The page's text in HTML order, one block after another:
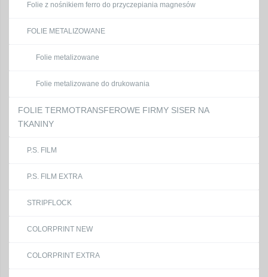
Folie z nośnikiem ferro do przyczepiania magnesów
FOLIE METALIZOWANE
Folie metalizowane
Folie metalizowane do drukowania
FOLIE TERMOTRANSFEROWE FIRMY SISER NA
TKANINY
P.S. FILM
P.S. FILM EXTRA
STRIPFLOCK
COLORPRINT NEW
COLORPRINT EXTRA